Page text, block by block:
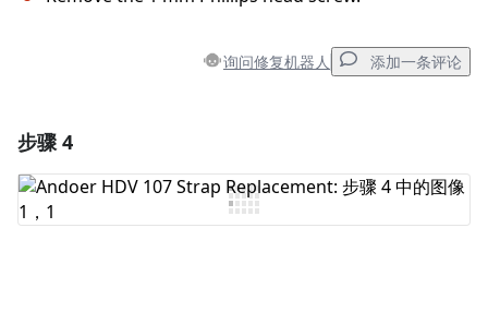
询问修复机器人 添加一条评论
添加评论
步骤 4